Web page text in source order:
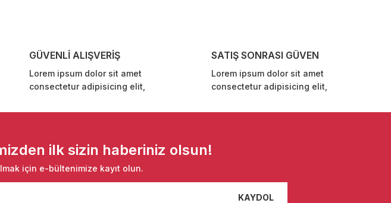
GÜVENLİ ALIŞVERİŞ
Lorem ipsum dolor sit amet
consectetur adipisicing elit,
SATIŞ SONRASI GÜVEN
Lorem ipsum dolor sit amet
consectetur adipisicing elit,
ilk sizin haberiniz olsun!
için e-bültenimize kayıt olun.
KAYDOL